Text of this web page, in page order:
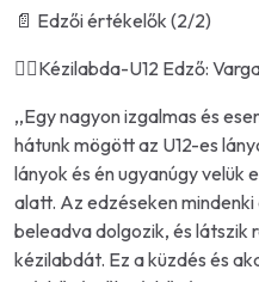
📄 Edzői értékelők (2/2)
🤾‍♀Kézilabda-U12 Edző:
,,Egy nagyon izgalmas és
hátunk mögött az U12-es
lányok és én ugyanúgy
alatt. Az edzéseken
beleadva dolgozik, és látszik
kézilabdát. Ez a küzdés és